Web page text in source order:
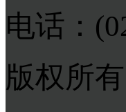
电话：
版权所